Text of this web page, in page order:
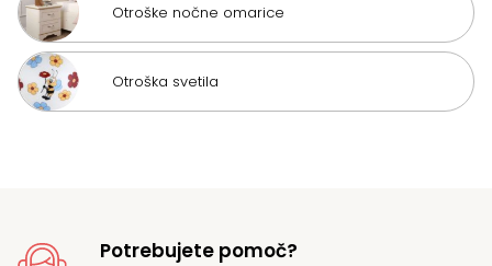
Otroške nočne omarice
Otroška svetila
Potrebujete pomoč?